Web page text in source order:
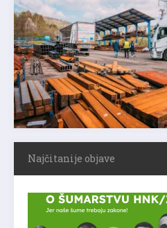
Najčitanije objave